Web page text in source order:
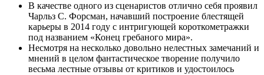
В качестве одного из сценаристов отлично себя проявил
Чарльз С. Форсман, начавший построение блестящей
карьеры в 2014 году с интригующей короткометражки
под названием «Конец гребаного мира».
Несмотря на несколько довольно нелестных замечаний и
мнений в целом фантастическое творение получило
весьма лестные отзывы от критиков и удостоилось